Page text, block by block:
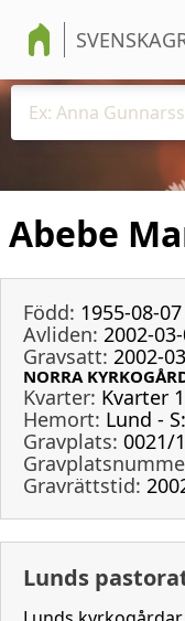
Abebe
Född: 1955-08-07
Avliden: 2002-
Gravsatt: 2002-
NORRA
Kvarter: Kvarter 1
Hemort: Lund -
Gravplats: 0021/
Gravrättstid:
Lunds